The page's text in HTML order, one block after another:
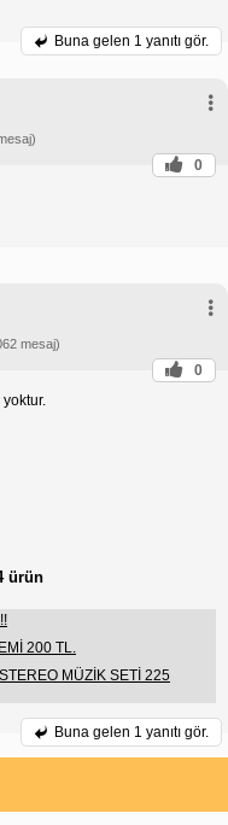
Buna gelen 1 yanıtı gör.
0
mesaj)
0
ürün
200 TL.
MÜZİK SETİ 225
Buna gelen 1 yanıtı gör.